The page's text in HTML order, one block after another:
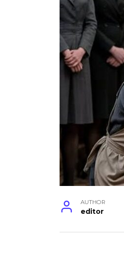
AUTHOR
editor